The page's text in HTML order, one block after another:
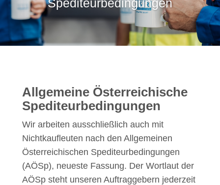
Spediteurbedingungen
Allgemeine Österreichische
Spediteurbedingungen
Wir arbeiten ausschließlich auch mit
Nichtkaufleuten nach den Allgemeinen
Österreichischen Spediteurbedingungen
(AÖSp), neueste Fassung. Der Wortlaut der
AÖSp steht unseren Auftraggebern jederzeit